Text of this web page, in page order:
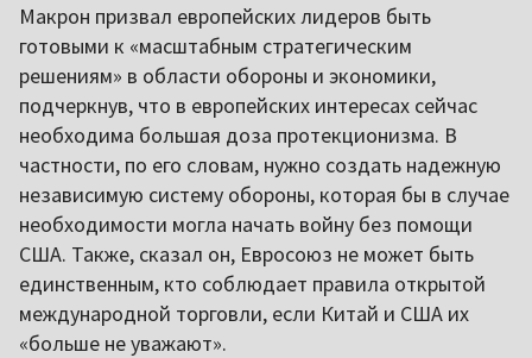
Макрон призвал европейских лидеров быть
готовыми к «масштабным стратегическим
решениям» в области обороны и экономики,
подчеркнув, что в европейских интересах сейчас
необходима большая доза протекционизма. В
частности, по его словам, нужно создать надежную
независимую систему обороны, которая бы в случае
необходимости могла начать войну без помощи
США. Также, сказал он, Евросоюз не может быть
единственным, кто соблюдает правила открытой
международной торговли, если Китай и США их
«больше не уважают».